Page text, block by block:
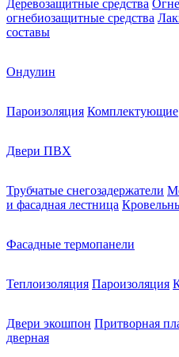
Деревозащитные средства
огнебиозащитные средства
составы
Ондулин
Пароизоляция Комплектующие
Двери ПВХ
Трубчатые снегозадержатели
и фасадная лестница
Фасадные термопанели
Теплоизоляция Пароизоляция
Двери экошпон Притворная
дверная